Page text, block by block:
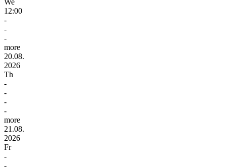
We
12:00
-
-
-
more
20.08.
2026
Th
-
-
-
-
more
21.08.
2026
Fr
-